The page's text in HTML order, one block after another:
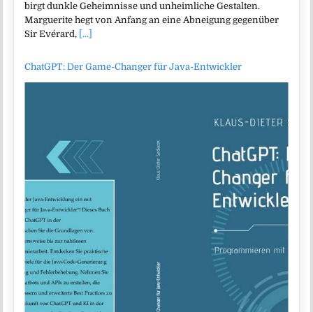
birgt dunkle Geheimnisse und unheimliche Gestalten.
Marguerite hegt von Anfang an eine Abneigung gegenüber
Sir Evérard, [...]
ChatGPT: Der Game-Changer für Java-Entwickler